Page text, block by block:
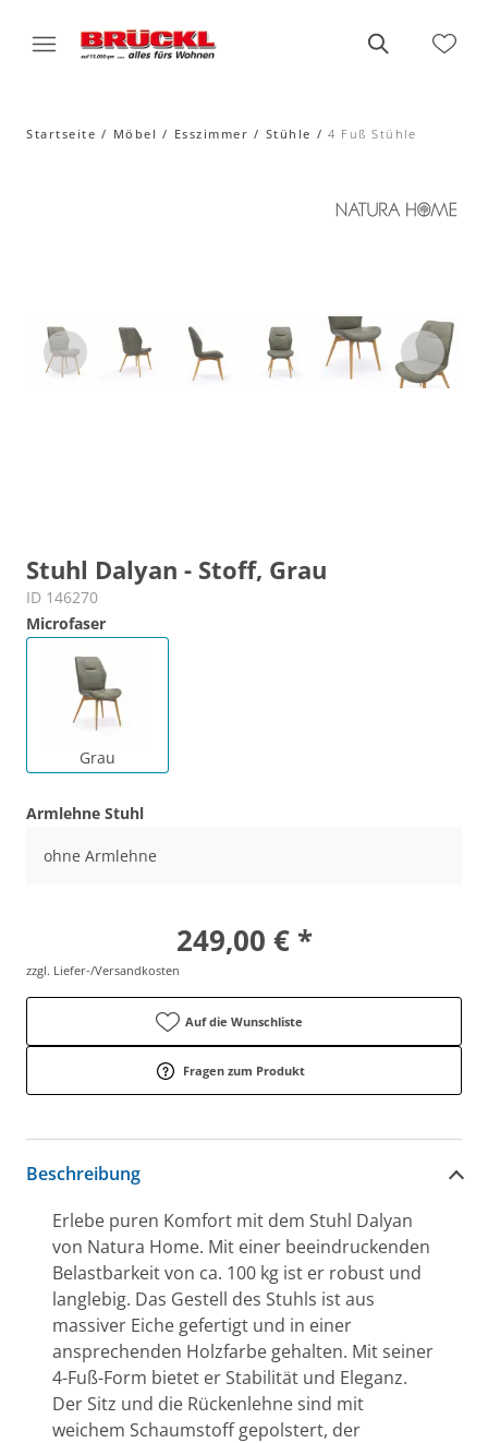
Startseite Möbel Esszimmer Stühle 4 Fuß Stühle
Stuhl Dalyan - Stoff, Grau
ID 146270
Microfaser
Grau
Armlehne Stuhl
ohne Armlehne
249,00 € *
zzgl. Liefer-/Versandkosten
Auf die Wunschliste
Fragen zum Produkt
Beschreibung
Erlebe puren Komfort mit dem Stuhl Dalyan
von Natura Home. Mit einer beeindruckenden
Belastbarkeit von ca. 100 kg ist er robust und
langlebig. Das Gestell des Stuhls ist aus
massiver Eiche gefertigt und in einer
ansprechenden Holzfarbe gehalten. Mit seiner
4-Fuß-Form bietet er Stabilität und Eleganz.
Der Sitz und die Rückenlehne sind mit
weichem Schaumstoff gepolstert, der